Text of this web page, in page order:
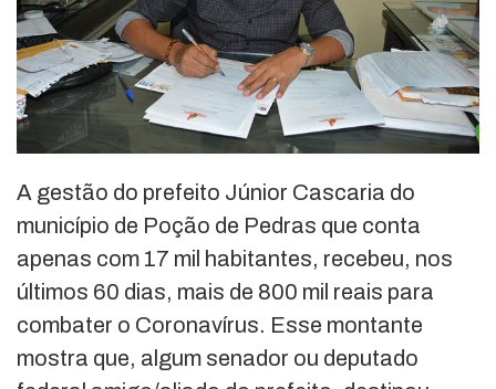
A gestão do prefeito Júnior Cascaria do
município de Poção de Pedras que conta
apenas com 17 mil habitantes, recebeu, nos
últimos 60 dias, mais de 800 mil reais para
combater o Coronavírus. Esse montante
mostra que, algum senador ou deputado